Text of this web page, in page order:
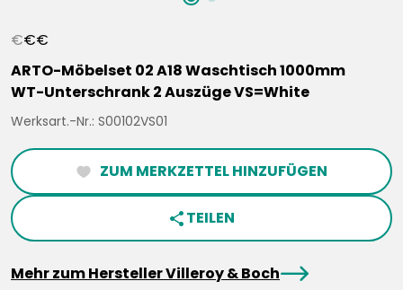
€€€
ARTO-Möbelset 02 A18 Waschtisch 1000mm
WT-Unterschrank 2 Auszüge VS=White
Werksart.-Nr.: S00102VS01
heartFilled ZUM MERKZETTEL HINZUFÜGEN
share TEILEN
Mehr zum Hersteller Villeroy & BocharrowRight